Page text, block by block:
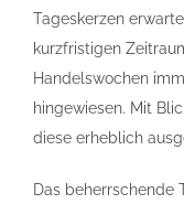
Tageskerzen
kurzfristigen
Handelswochen
hingewiesen. Mit
diese erheblich
Das beherrschende